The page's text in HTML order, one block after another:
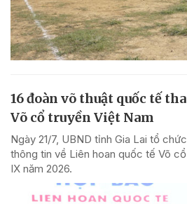
16 đoàn võ thuật quốc tế
Võ cổ truyền Việt Nam
Ngày 21/7, UBND tỉnh Gia Lai tổ
thông tin về Liên hoan quốc tế Võ
IX năm 2026.